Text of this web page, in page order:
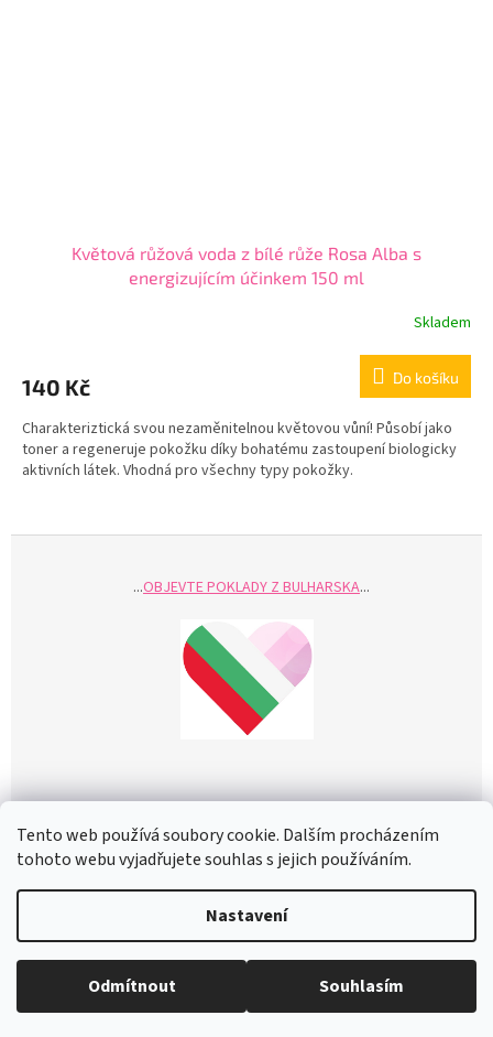
Tento web používá soubory cookie. Dalším procházením
tohoto webu vyjadřujete souhlas s jejich používáním.
Nastavení
Odmítnout Souhlasím
Květová růžová voda z bílé růže Rosa Alba s
energizujícím účinkem 150 ml
Skladem
140 Kč Do košíku
Charakteriztická svou nezaměnitelnou květovou vůní! Působí jako
toner a regeneruje pokožku díky bohatému zastoupení biologicky
aktivních látek. Vhodná pro všechny typy pokožky.
...OBJEVTE POKLADY Z BULHARSKA...
Copyright 2026Rosefresh.cz - kosmetika BIOFRESH. Všechna
práva vyhrazena.
Upravit nastavení cookies